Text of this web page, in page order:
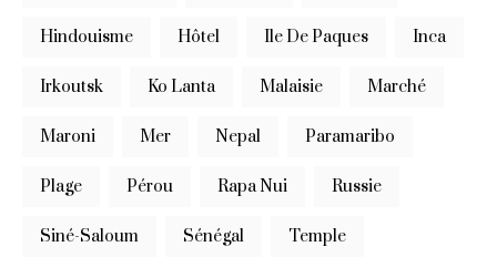
Hindouisme Hôtel Ile De Paques Inca
Irkoutsk Ko Lanta Malaisie Marché
Maroni Mer Nepal Paramaribo
Plage Pérou Rapa Nui Russie
Siné-Saloum Sénégal Temple